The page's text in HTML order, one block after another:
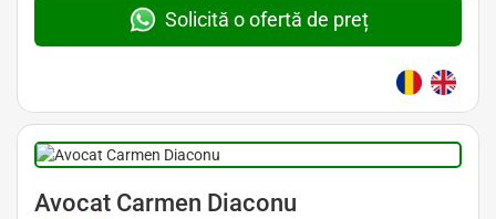
Solicită o ofertă de preț
Avocat Carmen Diaconu